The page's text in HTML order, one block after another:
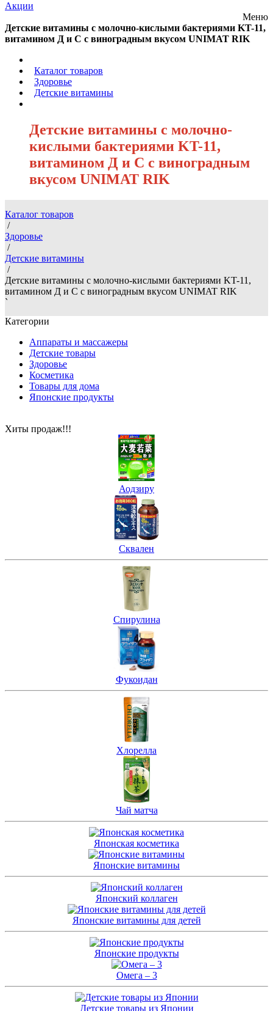
Акции
Меню
Детские витамины с молочно-кислыми бактериями KT-11,
витамином Д и С с виноградным вкусом UNIMAT RIK
Каталог товаров
Здоровье
Детские витамины
Детские витамины с молочно-
кислыми бактериями KT-11,
витамином Д и С с виноградным
вкусом UNIMAT RIK
Каталог товаров
/
Здоровье
/
Детские витамины
/
Детские витамины с молочно-кислыми бактериями KT-11,
витамином Д и С с виноградным вкусом UNIMAT RIK
`
Категории
Аппараты и массажеры
Детские товары
Здоровье
Косметика
Товары для дома
Японские продукты
Хиты продаж!!!
Аодзиру
Сквален
Спирулина
Фукоидан
Хлорелла
Чай матча
Японская косметика
Японские витамины
Японский коллаген
Японские витамины для детей
Японские продукты
Омега – 3
Детские товары из Японии